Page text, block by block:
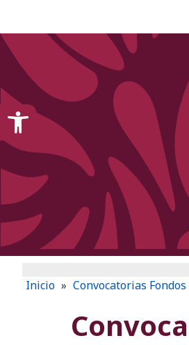
Inicio » Convocatorias
Open toolbar